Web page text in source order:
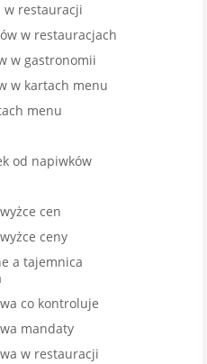
w restauracji
w restauracjach
w gastronomii
w kartach menu
menu
od napiwków
cen
ceny
a tajemnica
co kontroluje
mandaty
w restauracji